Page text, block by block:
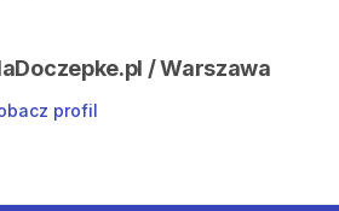
/ Warszawa
profil